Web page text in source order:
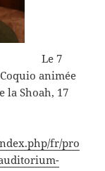
Le 7
animée
la Shoah, 17
fr/pro